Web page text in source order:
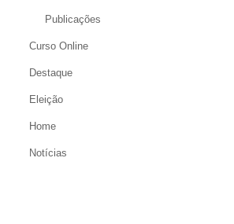
Publicações
Curso Online
Destaque
Eleição
Home
Notícias